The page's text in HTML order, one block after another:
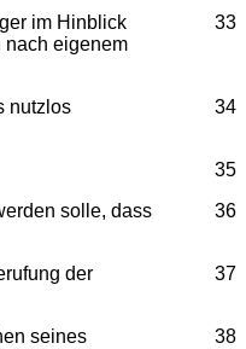
33
im Hinblick
nach eigenem
34
nutzlos
35
36
solle, dass
37
der
38
seines